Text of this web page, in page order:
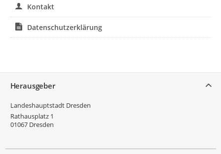
Kontakt
Datenschutzerklärung
Herausgeber
Landeshauptstadt Dresden
Rathausplatz 1
01067 Dresden